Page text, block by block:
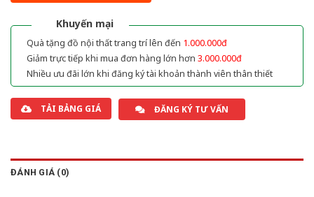
Khuyến mại
Quà tặng đồ nội thất trang trí lên đến 1.000.000đ
Giảm trực tiếp khi mua đơn hàng lớn hơn 3.000.000đ
Nhiều ưu đãi lớn khi đăng ký tài khoản thành viên thân thiết
TẢI BẢNG GIÁ ĐĂNG KÝ TƯ VẤN
ĐÁNH GIÁ (0)